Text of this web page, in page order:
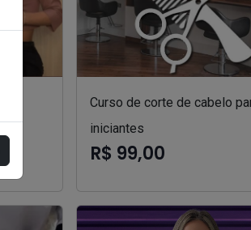
Curso de corte de cabelo
iniciantes
R$ 99,00